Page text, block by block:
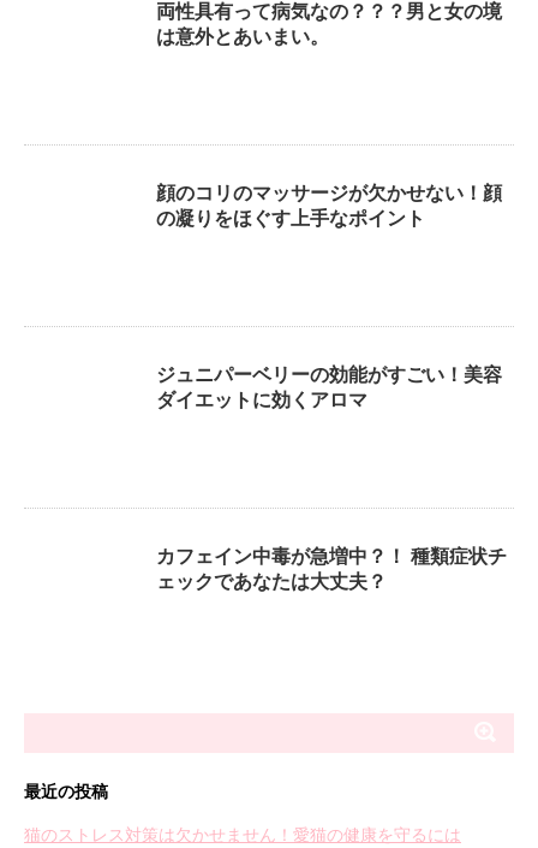
両性具有って病気なの？？？男と女の境
は意外とあいまい。
顔のコリのマッサージが欠かせない！顔
の凝りをほぐす上手なポイント
ジュニパーベリーの効能がすごい！美容
ダイエットに効くアロマ
カフェイン中毒が急増中？！ 種類症状チ
ェックであなたは大丈夫？
最近の投稿
猫のストレス対策は欠かせません！愛猫の健康を守るには